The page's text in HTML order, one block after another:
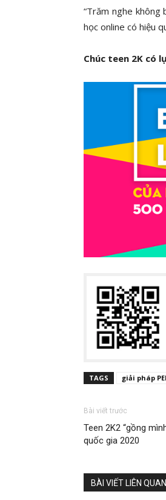
“Trăm nghe
học online có hiệu
Chúc teen 2K có
TAGS giải pháp
Bài viết trước
Teen 2K2 “gồng
quốc gia 2020
BÀI VIẾT LIÊN QUAN